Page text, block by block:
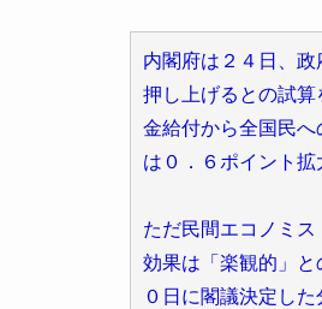
内閣府は２４日、
押し上げるとの試
金給付から全国民
は０．６ポイント拡
ただ民間エコノミ
効果は「楽観的」
０日に閣議決定し